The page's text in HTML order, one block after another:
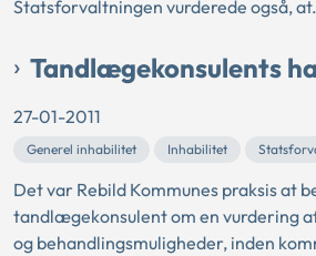
Statsforvaltningen vurderede også,
Tandlægekonsulents
27-01-2011
Generel inhabilitet Inhabilitet
Det var Rebild Kommunes praksis at
tandlægekonsulent om en vurdering
og behandlingsmuligheder, inden